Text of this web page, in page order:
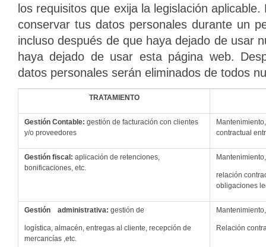
los requisitos que exija la legislación
conservar tus datos personales durante un
incluso después de que haya dejado de usar
haya dejado de usar esta página web.
datos personales serán eliminados de todos
TRATAMIENTO
Gestión Contable: gestión de facturación con clientes
y/o proveedores
contractual
Gestión fiscal: aplicación de retenciones,
bonificaciones, etc.
relación
obligaciones
Gestión administrativa: gestión de
logística, almacén, entregas al cliente, recepción de
mercancías ,etc.
Relación